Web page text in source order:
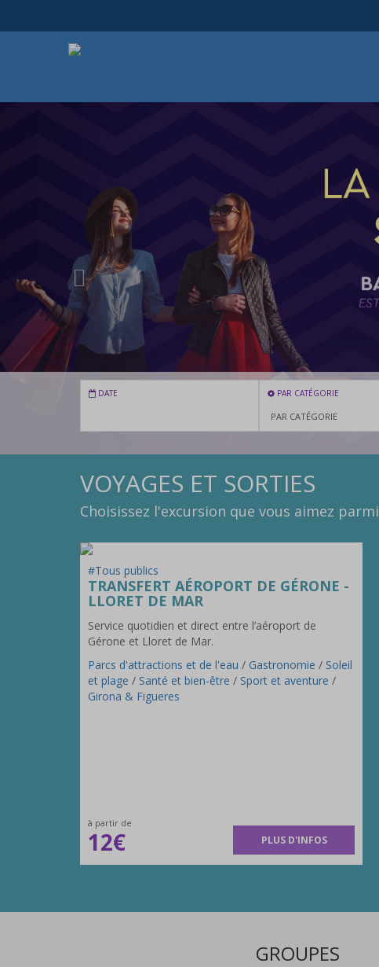
DATE PAR CATÉGORIE
VOYAGES ET SORTIES
Choisissez l'excursion que vous aimez
#Tous publics
TRANSFERT AÉROPORT DE GÉRONE -
LLORET DE MAR
Service quotidien et direct entre l’aéroport de
Gérone et Lloret de Mar.
Parcs d'attractions et de l'eau / Gastronomie / Soleil
et plage / Santé et bien-être / Sport et aventure /
Girona & Figueres
à partir de
12€ PLUS D'INFOS
GROUPES